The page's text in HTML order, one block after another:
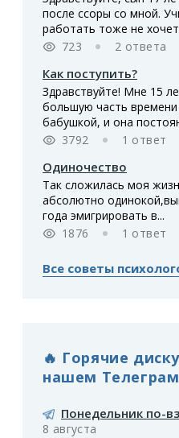
после ссоры со мной.
работать тоже не
723
2 ответа
Как поступить?
Здравствуйте! Мне 15
большую часть
бабушкой, и она
3792
1 ответ
Одиночество
Так сложилась моя
абсолютно
года эмигрировать в...
1876
1 ответ
Все советы
🔥 Горячие
нашем Телеграм
Понедельник по-
8 августа